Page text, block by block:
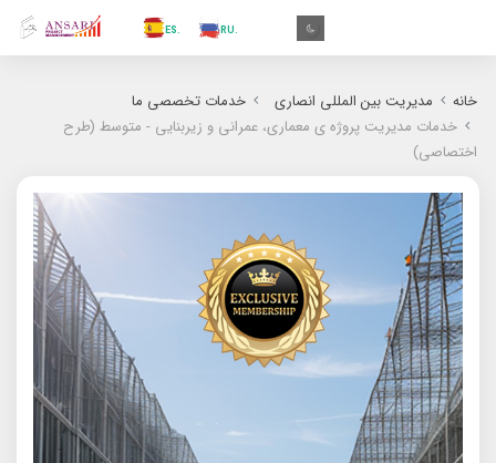
.RU
.ES
.IN
خانه مدیریت بین المللی انصاری
خدمات تخصصی ما
خدمات مدیریت پروژه ی معماری، عمرانی و زیربنایی - متوسط (طرح
اختصاصی)